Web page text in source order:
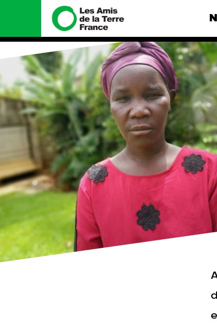
Nous connaître
Histoire
Manifeste
Missions et méthodes
Valeurs
Équipes et
fonctionnement
Le réseau dans le monde
Nos alliés
Je soutiens les Amis de la
Terre
Nos
Total, rendez-
tribunal
Gaz « naturel
enfumage
Mode : une
destructrice
Gaz au
violence
Nos autres
Espace